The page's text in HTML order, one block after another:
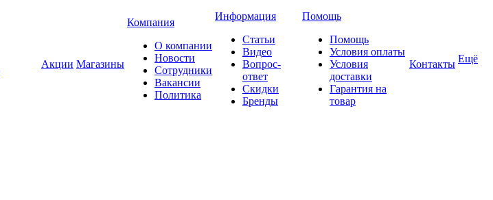
Акции Магазины
Компания
О компании
Новости
Сотрудники
Вакансии
Политика
Информация
Статьи
Видео
Вопрос-
ответ
Скидки
Бренды
Помощь
Помощь
Условия оплаты
Условия
доставки
Гарантия на
товар
Контакты Ещё